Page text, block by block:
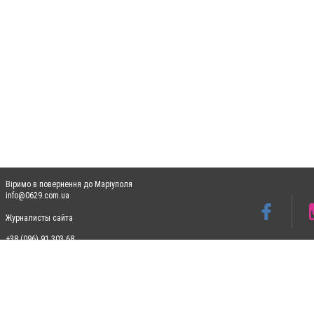
Віримо в повернення до Маріуполя
info@0629.com.ua
Журналисты сайта
+38 (096) 91 303 68